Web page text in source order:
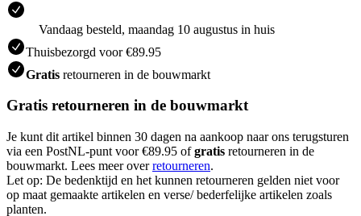
Vandaag besteld, maandag 10 augustus in huis
Thuisbezorgd voor €89.95
Gratis retourneren in de bouwmarkt
Gratis retourneren in de bouwmarkt
Je kunt dit artikel binnen 30 dagen na aankoop naar ons terugsturen
via een PostNL-punt voor €89.95 ofgratis retourneren in de
bouwmarkt. Lees meer overretourneren.
Let op: De bedenktijd en het kunnen retourneren gelden niet voor
op maat gemaakte artikelen en verse/ bederfelijke artikelen zoals
planten.